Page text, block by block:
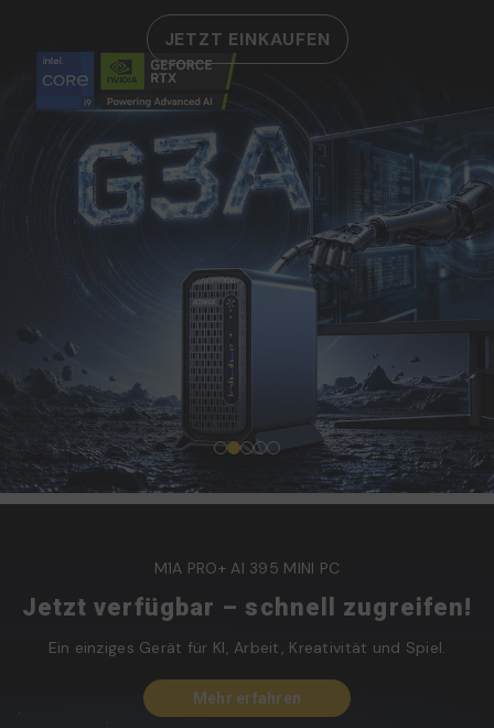
JETZT EINKAUFEN
M1A PRO+ AI 395 MINI PC
Jetzt verfügbar – schnell zugreifen!
Ein einziges Gerät für KI, Arbeit, Kreativität und Spiel.
Mehr erfahren